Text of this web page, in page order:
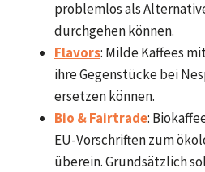
problemlos als
durchgehen können.
Flavors: Milde Kaffees
ihre Gegenstücke bei
ersetzen können.
Bio & Fairtrade:
EU-Vorschriften zum
überein. Grundsätzlich